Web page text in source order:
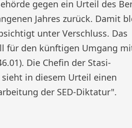
gegen ein Urteil des
Jahres zurück. Damit
unter Verschluss. Das
für den künftigen Umgang
Die Chefin der Stasi-
in diesem Urteil einen
der SED-Diktatur".